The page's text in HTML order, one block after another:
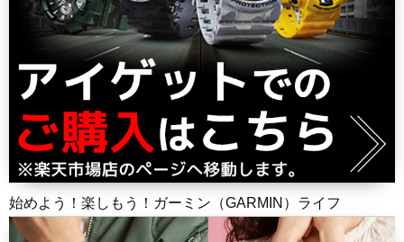
始めよう！楽しもう！ガーミン（GARMIN）ライフ